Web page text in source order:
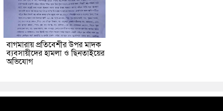
বাগমারায় প্রতিবেশীর উপর মাদক
ব্যবসায়ীদের হামলা ও ছিনতাইয়ের
অভিযোগ